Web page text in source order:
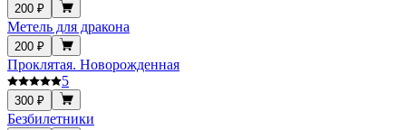
200 ₽
Метель для дракона
200 ₽
Проклятая. Новорожденная
5
300 ₽
Безбилетники